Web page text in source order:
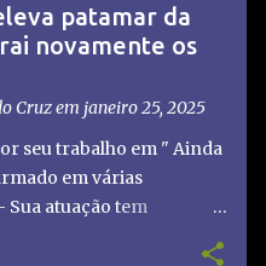
patamar da
novamente os
Cruzem janeiro 25, 2025
seu trabalho em " Ainda
em várias
atuação tem